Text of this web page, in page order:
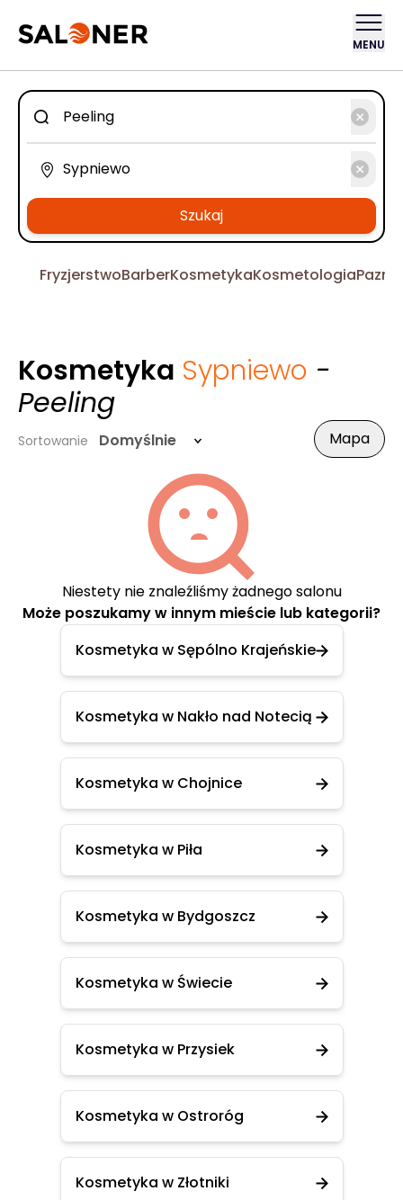
MENU
Szukaj
FryzjerstwoBarberKosmetykaKosmetologia
Kosmetyka Sypniewo -
Peeling
Sortowanie Domyślnie Mapa
Niestety nie znaleźliśmy żadnego salonu
Może poszukamy w innym mieście lub kategorii?
Kosmetyka w Sępólno Krajeńskie
Kosmetyka w Nakło nad Notecią
Kosmetyka w Chojnice
Kosmetyka w Piła
Kosmetyka w Bydgoszcz
Kosmetyka w Świecie
Kosmetyka w Przysiek
Kosmetyka w Ostroróg
Kosmetyka w Złotniki